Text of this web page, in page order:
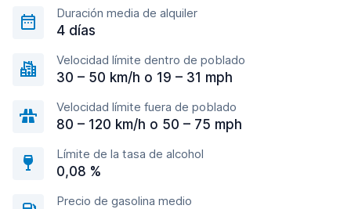
Duración media de alquiler
4 días
Velocidad límite dentro de poblado
30 – 50 km/h o 19 – 31 mph
Velocidad límite fuera de poblado
80 – 120 km/h o 50 – 75 mph
Límite de la tasa de alcohol
0,08 %
Precio de gasolina medio